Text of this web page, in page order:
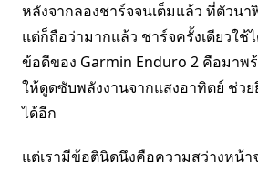
หลังจากลองชาร์จจนเต็มแล้ว ที่ตัวนา
แต่ก็ถือว่ามากแล้ว ชาร์จครั้งเดียวใช้
ข้อดีของ Garmin Enduro 2 คือมาพ
ให้ดูดซับพลังงานจากแสงอาทิตย์ ช่ว
ได้อีก
แต่เรามีข้อตินิดนึงคือความสว่างหน้า